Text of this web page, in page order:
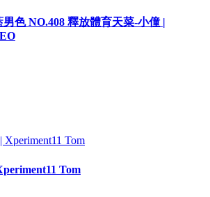
色 NO.408 釋放體育天菜-小僮 |
Tom